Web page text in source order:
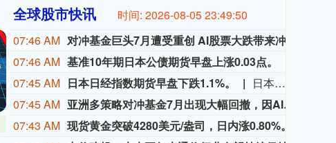
全球股市快讯 时间: 2026-08-05 23:49:51
07:46 AM
07:46 AM 基准10年期日本公债期货早盘上涨0.03点。
07:45 AM 日本日经指数期货早盘下跌1.1%。
日本日经指数期货早盘下跌1.1%。
07:45 AM
亚洲多策略对冲基金7月出现大幅回撤，因AI概念股遭遇猛烈抛售
07:43 AM